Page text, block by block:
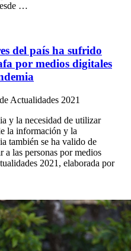
…
del país ha sufrido
por medios digitales
Actualidades 2021
y la necesidad de utilizar
la información y la
también se ha valido de
a las personas por medios
2021, elaborada por